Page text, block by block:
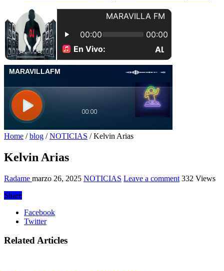
Home / blog / NOTICIAS / Kelvin Arias
Kelvin Arias
Radame marzo 26, 2025 NOTICIAS Leave a comment 332 Views
Share
Facebook
Twitter
Related Articles